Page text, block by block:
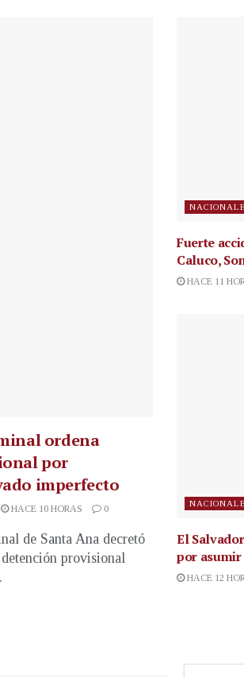
ordena
por
imperfecto
HACE 10 HORAS 0
de Santa Ana decretó
provisional
Fuerte
Caluco,
HACE 11
El
por
HACE 12